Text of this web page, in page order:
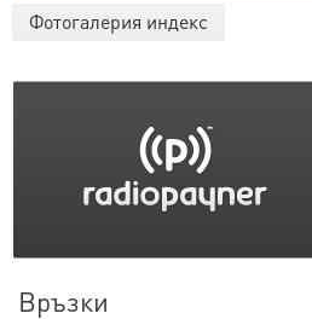
Фотогалерия индекс
Връзки